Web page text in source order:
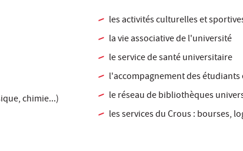
chimie...)
les activités culturelles et
la vie associative de l'université
le service de santé universitaire
l'accompagnement des
le réseau de bibliothèques
les services du Crous : bourses,